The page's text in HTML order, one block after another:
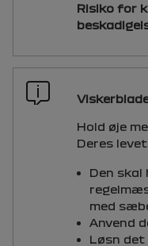
Risiko for
Hold øje
Deres
Den skal
med
Anvend
Løsn det